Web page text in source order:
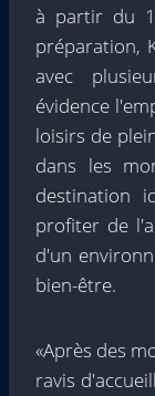
à partir du
préparation,
avec
évidence
loisirs de
dans les
destination
profiter de
d'un
bien-être.
«Après des
ravis